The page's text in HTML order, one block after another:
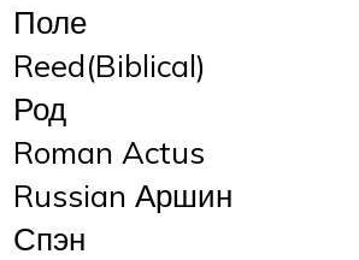
Поле
Reed(Biblical)
Род
Roman Actus
Russian Аршин
Спэн